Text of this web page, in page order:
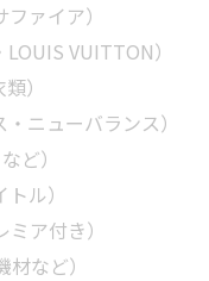
ァイア）
VUITTON）
）
ニューバランス）
ど）
ル）
ア付き）
など）